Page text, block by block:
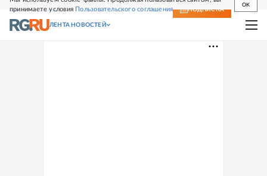
принимаете условия Пользовательского соглашения
OK
СВЕЖИЙ НОМЕР ПОДПИСКА
ЛЕНТА НОВОСТЕЙ